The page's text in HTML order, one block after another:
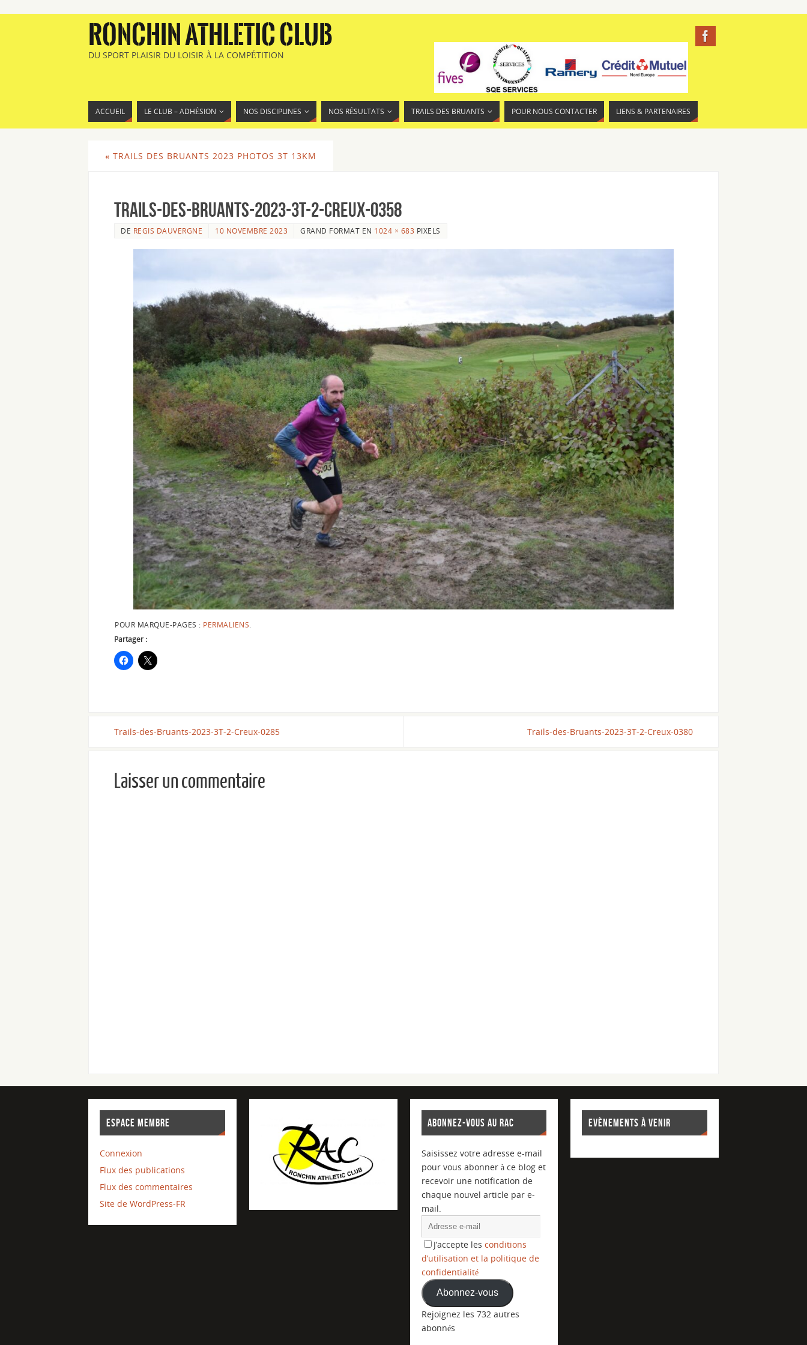
RONCHIN ATHLETIC CLUB
DU SPORT PLAISIR DU LOISIR À LA COMPÉTITION
ACCUEIL LE CLUB – ADHÉSION NOS DISCIPLINES NOS RÉSULTATS TRAILS DES BRUANTS POUR NOUS CONTACTER LIENS & PARTENAIRES
« TRAILS DES BRUANTS 2023 PHOTOS 3T 13KM
Trails-des-Bruants-2023-3T-2-Creux-0358
DE REGIS DAUVERGNE 10 NOVEMBRE 2023 GRAND FORMAT EN 1024 × 683 PIXELS
POUR MARQUE-PAGES : PERMALIENS
Partager :
Trails-des-Bruants-2023-3T-2-Creux-0285 Trails-des-Bruants-2023-3T-2-Creux-0380
Laisser un commentaire
ESPACE MEMBRE
Connexion
Flux des publications
Flux des commentaires
Site de WordPress-FR
ABONNEZ-VOUS AU RAC
Saisissez votre adresse e-mail
pour vous abonner à ce blog et
recevoir une notification de
chaque nouvel article par e-
mail.
J’accepte les conditions
d’utilisation et la politique de
confidentialité
Abonnez-vous
Rejoignez les 732 autres
abonnés
EVÈNEMENTS À VENIR